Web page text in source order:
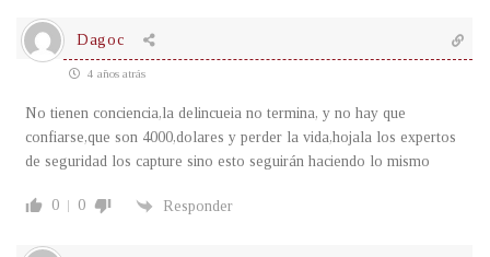
Dagoc
4 años atrás
No tienen conciencia,la delincueia no termina, y no hay que
confiarse,que son 4000,dolares y perder la vida,hojala los expertos
de seguridad los capture sino esto seguirán haciendo lo mismo
0 0 Responder